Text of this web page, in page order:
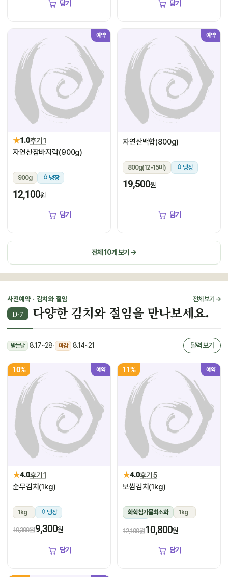
담기 담기
예약
★1.0후기 1
자연산참바지락(900g)
900g 냉장
12,100원
담기
예약
자연산백합(800g)
800g(12-15미) 냉장
19,500원
담기
전체 10개 보기 →
사전예약 · 김치와 절임 전체 보기 →
D-7 다양한 김치와 절임을 만나보세요.
받는날 8.17~28· 마감 8.14~21 달력 보기
10% 예약
★4.0후기 1
순무김치(1kg)
1kg 냉장
10,300원9,300원
담기
11% 예약
★4.0후기 5
보쌈김치(1kg)
화학첨가물최소화
1kg
12,100원10,800원
담기